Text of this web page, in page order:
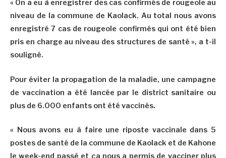
« On a eu à enregistrer des cas confirmés de rougeole au
niveau de la commune de Kaolack. Au total nous avons
enregistré 7 cas de rougeole confirmés qui ont été bien
pris en charge au niveau des structures de santé », a t-il
souligné.
Pour éviter la propagation de la maladie, une campagne
de vaccination a été lancée par le district sanitaire ou
plus de 6.000 enfants ont été vaccinés.
« Nous avons eu à faire une riposte vaccinale dans 5
postes de santé de la commune de Kaolack et de Kahone
le week-end passé et ça nous a permis de vacciner plus